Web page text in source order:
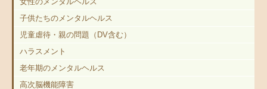
子供たちのメンタルヘルス
児童虐待・親の問題（DV含む）
ハラスメント
老年期のメンタルヘルス
高次脳機能障害